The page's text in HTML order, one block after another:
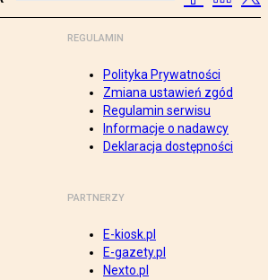
REGULAMIN
Polityka Prywatności
Zmiana ustawień zgód
Regulamin serwisu
Informacje o nadawcy
Deklaracja dostępności
PARTNERZY
E-kiosk.pl
E-gazety.pl
Nexto.pl